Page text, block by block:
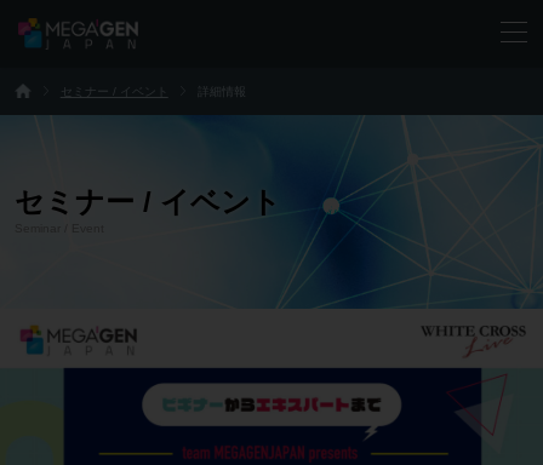
セミナー / イベント 詳細情報
セミナー / イベント